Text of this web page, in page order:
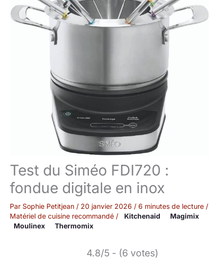
Test du Siméo FDI720 :
fondue digitale en inox
Par Sophie Petitjean / 20 janvier 2026 / 6 minutes de lecture /
Matériel de cuisine recommandé / Kitchenaid
Magimix
Moulinex
Thermomix
4.8/5 - (6 votes)